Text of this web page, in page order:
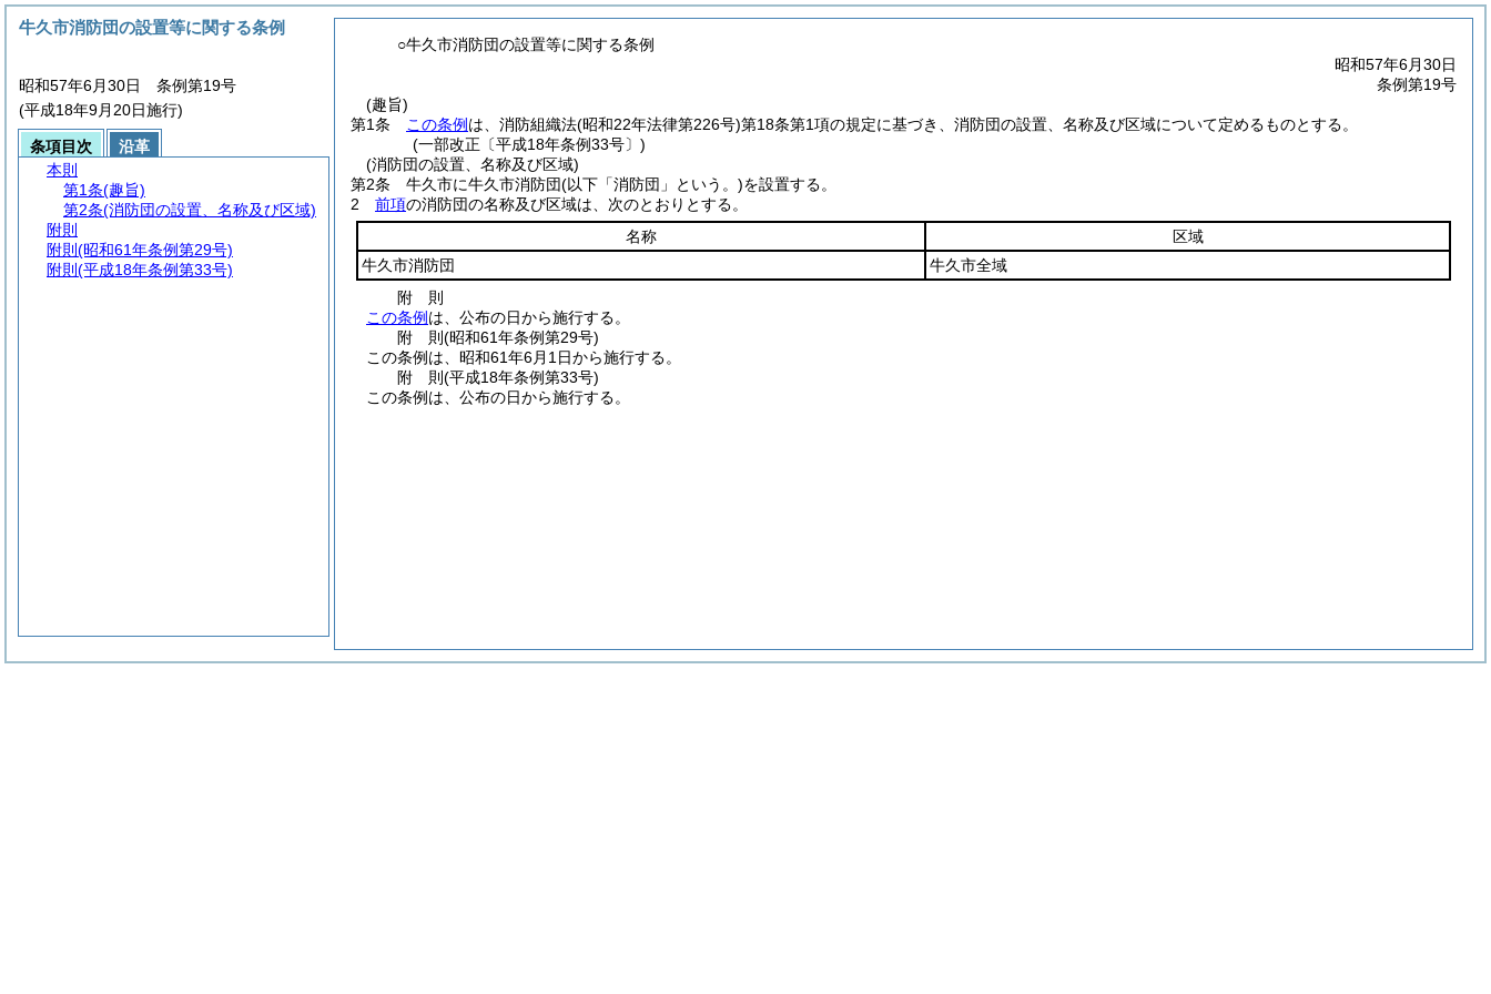
○牛久市消防団の設置等に関する条例
昭和57年6月30日
条例第19号
(趣旨)
第1条
この条例 は、消防組織法(昭和22年法律第226号)第18条第1項の規定に基づき、消防団の設置、名称及び区域について定めるものとする。
(一部改正〔平成18年条例33号〕)
(消防団の設置、名称及び区域)
第2条
牛久市に牛久市消防団(以下「消防団」という。)を設置する。
2
前項の消防団の名称及び区域は、次のとおりとする。
名称
区域
牛久市消防団
牛久市全域
附 則
この条例 は、公布の日から施行する。
附 則(昭和61年条例第29号)
この条例は、昭和61年6月1日から施行する。
附 則(平成18年条例第33号)
この条例は、公布の日から施行する。
牛久市消防団の設置等に関する条例
昭和57年6月30日 条例第19号
(平成18年9月20日施行)
条項目次
沿革
本則
第1条(趣旨)
第2条(消防団の設置、名称及び区域)
附則
附則 (昭和61年条例第29号)
附則 (平成18年条例第33号)